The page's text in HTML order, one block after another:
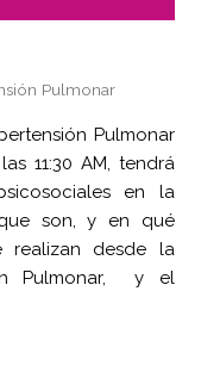
Pulmonar
Pulmonar
11:30 AM, tendrá
en la
son, y en qué
realizan desde la
Pulmonar, y el